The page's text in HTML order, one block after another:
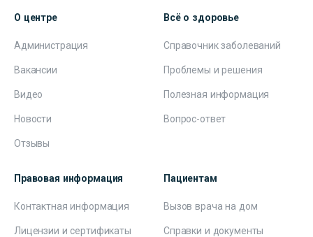
О центре
Администрация
Вакансии
Видео
Новости
Отзывы
Всё о здоровье
Справочник заболеваний
Проблемы и решения
Полезная информация
Вопрос-ответ
Правовая информация
Контактная информация
Лицензии и сертификаты
Пациентам
Вызов врача на дом
Справки и документы